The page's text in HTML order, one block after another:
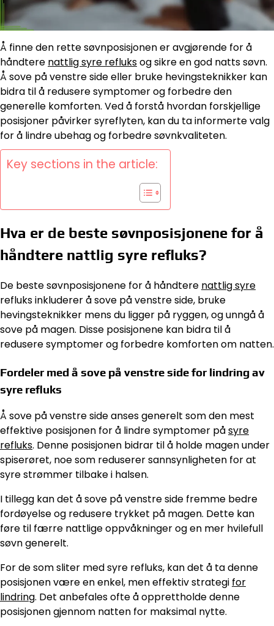
Å finne den rette søvnposisjonen er avgjørende for å
håndtere nattlig syre refluksog sikre en god natts søvn.
Å sove på venstre side eller bruke hevingsteknikker kan
bidra til å redusere symptomer og forbedre den
generelle komforten. Ved å forstå hvordan forskjellige
posisjoner påvirker syreflyten, kan du ta informerte valg
for å lindre ubehag og forbedre søvnkvaliteten.
Key sections in the article:
Hva er de beste søvnposisjonene for å
håndtere nattlig syre refluks?
De beste søvnposisjonene for å håndtere nattlig syre
refluks inkluderer å sove på venstre side, bruke
hevingsteknikker mens du ligger på ryggen, og unngå å
sove på magen. Disse posisjonene kan bidra til å
redusere symptomer og forbedre komforten om natten.
Fordeler med å sove på venstre side for lindring av
syre refluks
Å sove på venstre side anses generelt som den mest
effektive posisjonen for å lindre symptomer påsyre
refluks. Denne posisjonen bidrar til å holde magen under
spiserøret, noe som reduserer sannsynligheten for at
syre strømmer tilbake i halsen.
I tillegg kan det å sove på venstre side fremme bedre
fordøyelse og redusere trykket på magen. Dette kan
føre til færre nattlige oppvåkninger og en mer hvilefull
søvn generelt.
For de som sliter med syre refluks, kan det å ta denne
posisjonen være en enkel, men effektiv strategi for
lindring. Det anbefales ofte å opprettholde denne
posisjonen gjennom natten for maksimal nytte.